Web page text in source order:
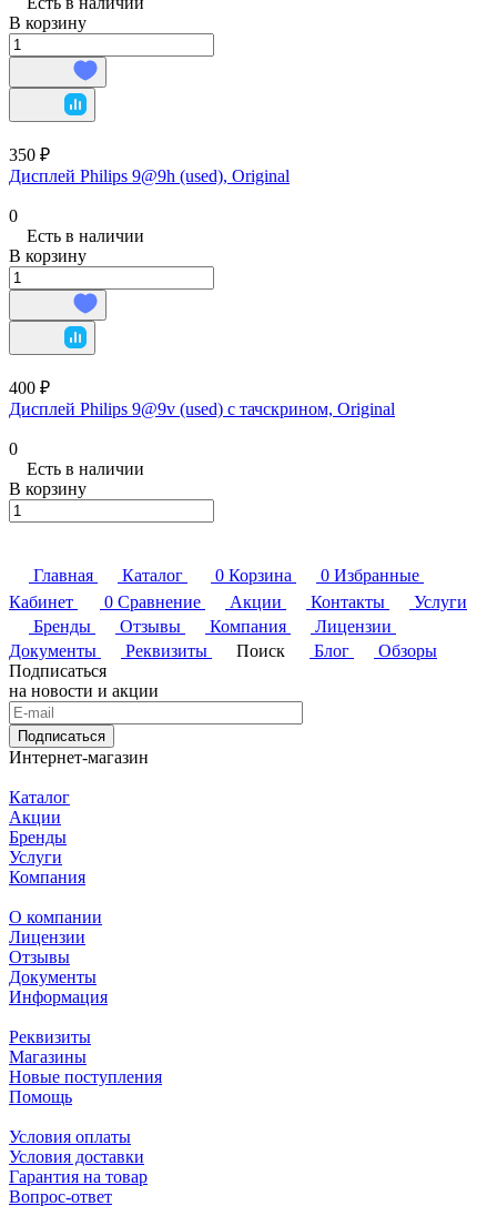
В корзину
350 ₽
Дисплей Philips 9@9h (used), Original
0
Есть в наличии
В корзину
400 ₽
Дисплей Philips 9@9v (used) с тачскрином, Original
0
Есть в наличии
В корзину
Главная Каталог 0 Корзина 0 Избранные
Кабинет
0 Сравнение Акции Контакты
Услуги
Бренды
Отзывы Компания
Лицензии
Документы
Реквизиты Поиск Блог
Обзоры
Подписаться
на новости и акции
Подписаться
Интернет-магазин
Каталог
Акции
Бренды
Услуги
Компания
О компании
Лицензии
Отзывы
Документы
Информация
Реквизиты
Магазины
Новые поступления
Помощь
Условия оплаты
Условия доставки
Гарантия на товар
Вопрос-ответ